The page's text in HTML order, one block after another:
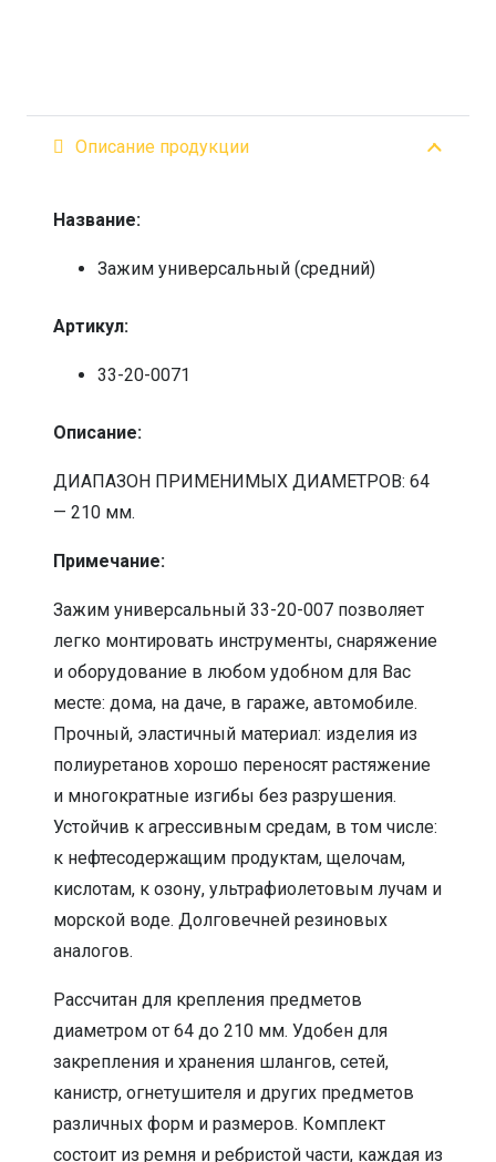
Описание продукции
Название:
Зажим универсальный (средний)
Артикул:
33-20-0071
Описание:
ДИАПАЗОН ПРИМЕНИМЫХ ДИАМЕТРОВ: 64
— 210 мм.
Примечание:
Зажим универсальный 33-20-007 позволяет
легко монтировать инструменты, снаряжение
и оборудование в любом удобном для Вас
месте: дома, на даче, в гараже, автомобиле.
Прочный, эластичный материал: изделия из
полиуретанов хорошо переносят растяжение
и многократные изгибы без разрушения.
Устойчив к агрессивным средам, в том числе:
к нефтесодержащим продуктам, щелочам,
кислотам, к озону, ультрафиолетовым лучам и
морской воде. Долговечней резиновых
аналогов.
Рассчитан для крепления предметов
диаметром от 64 до 210 мм. Удобен для
закрепления и хранения шлангов, сетей,
канистр, огнетушителя и других предметов
различных форм и размеров. Комплект
состоит из ремня и ребристой части, каждая из